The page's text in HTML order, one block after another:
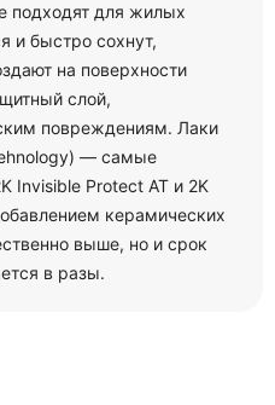
подходят для жилых
и быстро сохнут,
на поверхности
слой,
повреждениям. Лаки
— самые
Invisible Protect AT и 2K
керамических
выше, но и срок
в разы.